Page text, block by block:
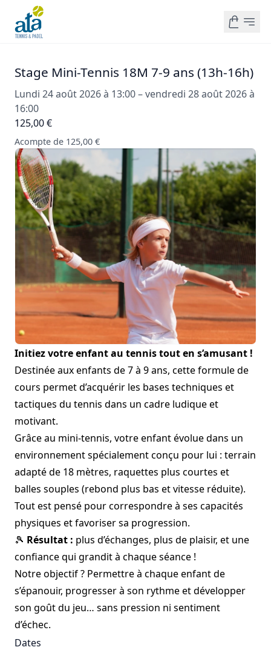
Stage Mini-Tennis 18M 7-9 ans (13h-16h)
Lundi 24 août 2026 à 13:00 – vendredi 28 août 2026 à
16:00
125,00 €
Acompte de 125,00 €
Initiez votre enfant au tennis tout en s’amusant !
Destinée aux enfants de 7 à 9 ans, cette formule de
cours permet d’acquérir les bases techniques et
tactiques du tennis dans un cadre ludique et
motivant.
Grâce au mini-tennis, votre enfant évolue dans un
environnement spécialement conçu pour lui : terrain
adapté de 18 mètres, raquettes plus courtes et
balles souples (rebond plus bas et vitesse réduite).
Tout est pensé pour correspondre à ses capacités
physiques et favoriser sa progression.
🎾 Résultat : plus d’échanges, plus de plaisir, et une
confiance qui grandit à chaque séance !
Notre objectif ? Permettre à chaque enfant de
s’épanouir, progresser à son rythme et développer
son goût du jeu… sans pression ni sentiment
d’échec.
Dates